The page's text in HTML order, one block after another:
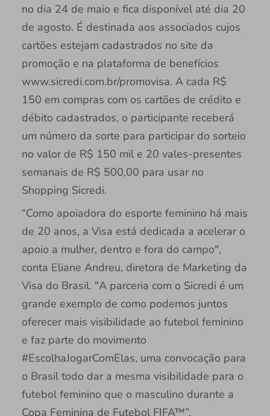
no dia 24 de maio e fica disponível até dia 20
de agosto. É destinada aos associados cujos
cartões estejam cadastrados no site da
promoção e na plataforma de benefícios
www.sicredi.com.br/promovisa. A cada R$
150 em compras com os cartões de crédito e
débito cadastrados, o participante receberá
um número da sorte para participar do sorteio
no valor de R$ 150 mil e 20 vales-presentes
semanais de R$ 500,00 para usar no
Shopping Sicredi.
“Como apoiadora do esporte feminino há mais
de 20 anos, a Visa está dedicada a acelerar o
apoio a mulher, dentro e fora do campo",
conta Eliane Andreu, diretora de Marketing da
Visa do Brasil. "A parceria com o Sicredi é um
grande exemplo de como podemos juntos
oferecer mais visibilidade ao futebol feminino
e faz parte do movimento
#EscolhaJogarComElas, uma convocação para
o Brasil todo dar a mesma visibilidade para o
futebol feminino que o masculino durante a
Copa Feminina de Futebol FIFA™”.